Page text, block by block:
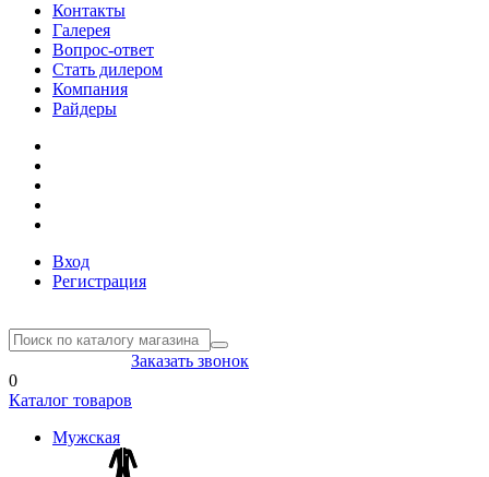
Контакты
Галерея
Вопрос-ответ
Стать дилером
Компания
Райдеры
Вход
Регистрация
Заказать звонок
0
Каталог товаров
Мужская